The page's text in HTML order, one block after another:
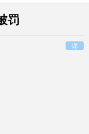
灾难状态
罚
详